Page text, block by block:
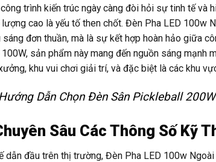
trình kiến trúc ngày càng đòi hỏi sự tinh tế và
cao là yếu tố then chốt. Đèn Pha LED 100w
đơn thuần, mà là sự kết hợp hoàn hảo giữa
sản phẩm này mang đến nguồn sáng mạnh
khu vui chơi giải trí, và đặc biệt là các khu
Dẫn Chọn Đèn Sân Pickleball
Sâu Các Thông Số Kỹ
dẫn đầu trên thị trường, Đèn Pha LED 100w